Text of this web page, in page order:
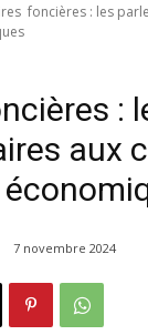
foncières : les
:
aux
7 novembre 2024